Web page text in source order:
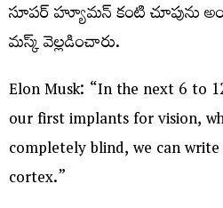
సూపర్ హ్యూమన్ కంటి చూపును
మస్క్ వెల్లడించారు.
Elon Musk: “In the next 6 to
our first implants for vision,
completely blind, we can
cortex.”